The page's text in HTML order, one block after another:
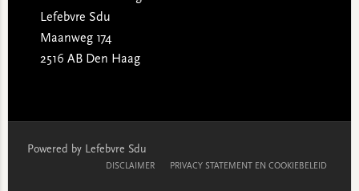
Lefebvre Sdu
Maanweg 174
2516 AB Den Haag
Powered by Lefebvre Sdu
DISCLAIMER PRIVACY STATEMENT EN COOKIEBELEID